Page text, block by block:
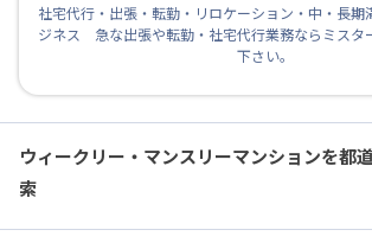
社宅代行・出張・転勤・リロケーション・中・長期
ジネス 急な出張や転勤・社宅代行業務ならミスタ
下さい。
ウィークリー・マンスリーマンションを都
索